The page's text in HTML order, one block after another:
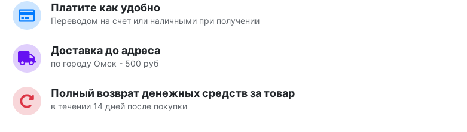
Платите как удобно
Переводом на счет или наличными при получении
Доставка до адреса
по городу Омск - 500 руб
Полный возврат денежных средств за товар
в течении 14 дней после покупки